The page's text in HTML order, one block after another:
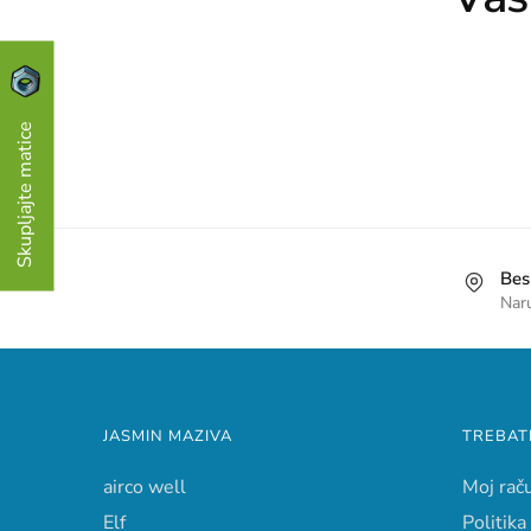
JASMIN MAZIVA
airco well
Elf
Moj
Skupljajte matice